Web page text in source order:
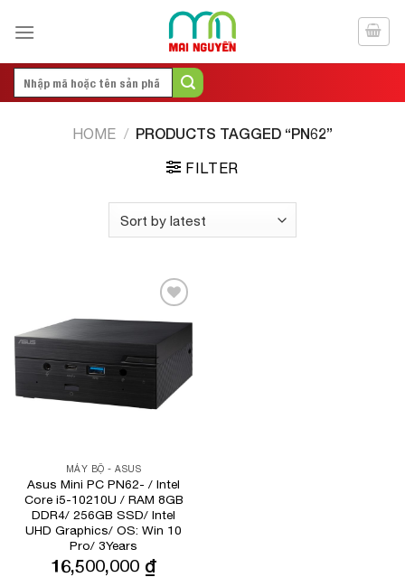
Search
HOME / PRODUCTS TAGGED “PN62”
FILTER
Add to
MÁY BỘ - ASUS
Asus Mini PC PN62- / Intel
Core i5-10210U / RAM 8GB
DDR4/ 256GB SSD/ Intel
UHD Graphics/ OS: Win 10
Pro/ 3Years
16,500,000 ₫